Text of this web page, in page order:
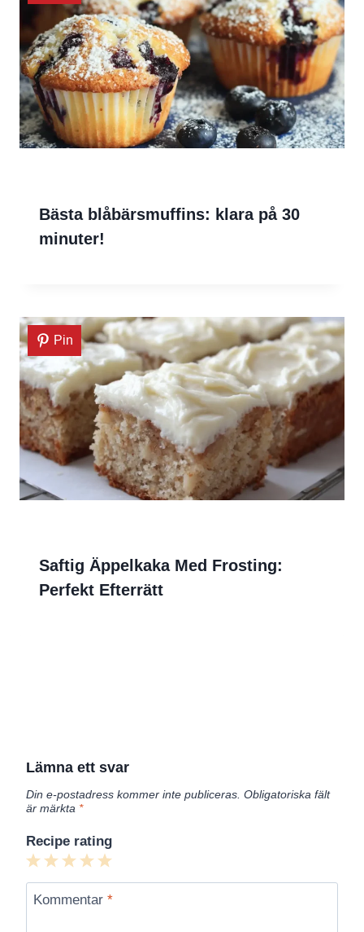
Bästa blåbärsmuffins: klara på 30
minuter!
Pin
Saftig Äppelkaka Med Frosting:
Perfekt Efterrätt
Lämna ett svar
Din e-postadress kommer inte publiceras. Obligatoriska fält
är märkta *
Recipe rating
5
Stars
4
Stars
3
Stars
2
Stars
1
Star
Kommentar *